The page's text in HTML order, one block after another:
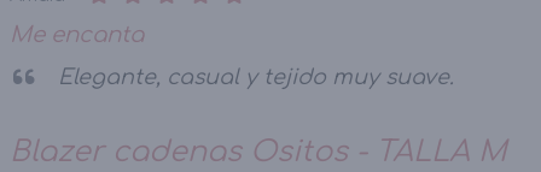
Me encanta
Elegante, casual y tejido muy suave.
Blazer cadenas Ositos - TALLA M